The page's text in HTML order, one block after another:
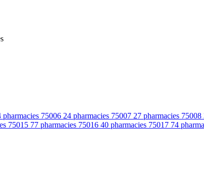
pharmacies 75006 24 pharmacies 75007 27 pharmacies 75008
75015 77 pharmacies 75016 40 pharmacies 75017 74